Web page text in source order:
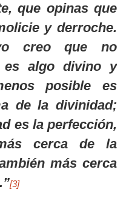
que opinas que
y derroche.
creo que no
es algo divino y
posible es
de la divinidad;
es la perfección,
cerca de la
más cerca
[3]